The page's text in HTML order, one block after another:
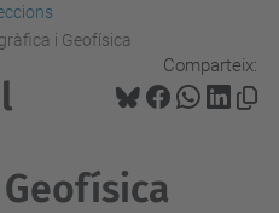
i Geofísica
Comparteix: